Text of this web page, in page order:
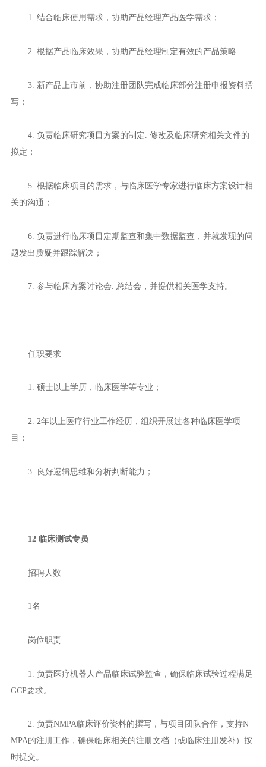
1. 结合临床使用需求，协助产品经理产品医学需求；
2. 根据产品临床效果，协助产品经理制定有效的产品策略
3. 新产品上市前，协助注册团队完成临床部分注册申报资料撰
写；
4. 负责临床研究项目方案的制定. 修改及临床研究相关文件的
拟定；
5. 根据临床项目的需求，与临床医学专家进行临床方案设计相
关的沟通；
6. 负责进行临床项目定期监查和集中数据监查，并就发现的问
题发出质疑并跟踪解决；
7. 参与临床方案讨论会. 总结会，并提供相关医学支持。
任职要求
1. 硕士以上学历，临床医学等专业；
2. 2年以上医疗行业工作经历，组织开展过各种临床医学项
目；
3. 良好逻辑思维和分析判断能力；
12 临床测试专员
招聘人数
1名
岗位职责
1. 负责医疗机器人产品临床试验监查，确保临床试验过程满足
GCP要求。
2. 负责NMPA临床评价资料的撰写，与项目团队合作，支持N
MPA的注册工作，确保临床相关的注册文档（或临床注册发补）按
时提交。